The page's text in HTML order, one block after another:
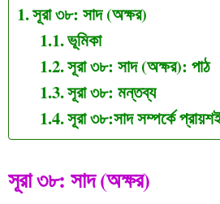
সূরা ৩৮: সাদ (অক্ষর)
ভূমিকা
সূরা ৩৮: সাদ (অক্ষর): পাঠ
সূরা ৩৮: মন্তব্য
সূরা ৩৮:সাদ সম্পর্কে
সূরা ৩৮: সাদ (অক্ষর)